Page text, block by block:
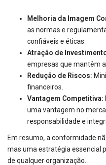
Melhoria da Imagem
as normas e
confiáveis e éticas.
Atração de
empresas que mantêm
Redução de Riscos:
financeiros.
Vantagem Competitiva:
uma vantagem no
responsabilidade e
Em resumo, a conformidade
mas uma estratégia essencial
de qualquer organização.